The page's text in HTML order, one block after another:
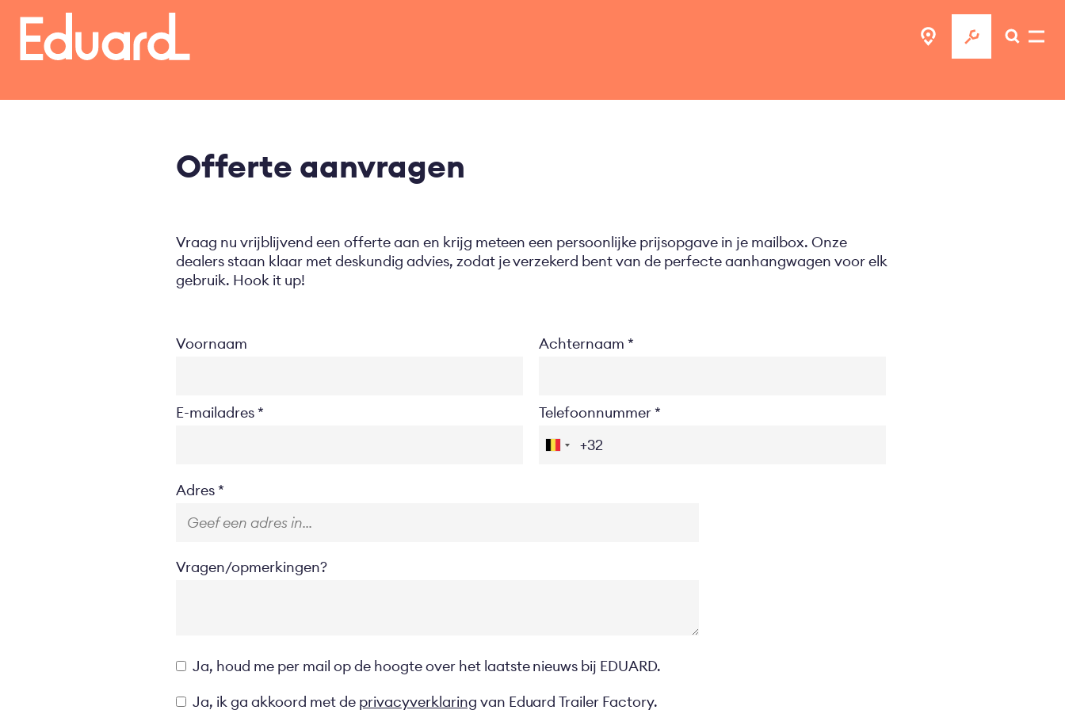
Overslaan
naar
gaan
Offerte aanvragen
Vraag nu vrijblijvend een offerte aan en krijg meteen een persoonlijke prijsopgave in je mailbox. Onze
dealers staan klaar met deskundig advies, zodat je verzekerd bent van de perfecte aanhangwagen voor elk
gebruik. Hook it up!
Voornaam Achternaam
E-mailadres Telefoonnummer
Location
Adres
Vragen/opmerkingen?
Opt-
in
Ja, houd me per mail op de hoogte over het laatste nieuws bij EDUARD.
Privacyverklaring
Ja, ik ga akkoord met de privacyverklaring van Eduard Trailer Factory.